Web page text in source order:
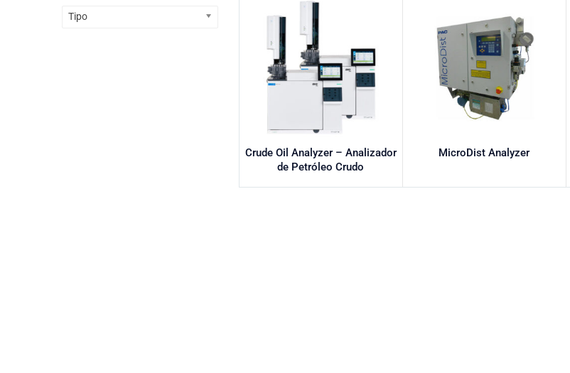
Tipo
Crude Oil Analyzer – Analizador
de Petróleo Crudo
MicroDist Analyzer